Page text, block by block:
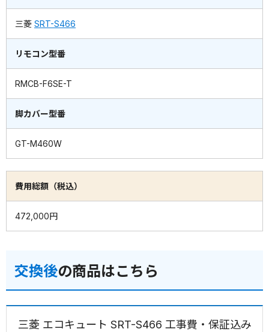
三菱 SRT-S466
リモコン型番
RMCB-F6SE-T
脚カバー型番
GT-M460W
費用総額（税込）
472,000円
交換後の商品はこちら
三菱 エコキュート SRT-S466 工事費・保証込み